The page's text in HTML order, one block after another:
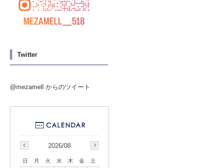
Twitter
@mezamell からのツイート
2026/08
日 月 火 水 木 金
土